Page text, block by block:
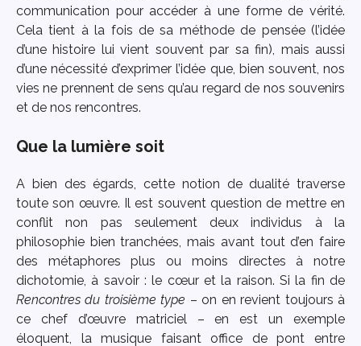
communication pour accéder à une forme de vérité.
Cela tient à la fois de sa méthode de pensée (l’idée
d’une histoire lui vient souvent par sa fin), mais aussi
d’une nécessité d’exprimer l’idée que, bien souvent, nos
vies ne prennent de sens qu’au regard de nos souvenirs
et de nos rencontres.
Que la lumière soit
A bien des égards, cette notion de dualité traverse
toute son œuvre. Il est souvent question de mettre en
conflit non pas seulement deux individus à la
philosophie bien tranchées, mais avant tout d’en faire
des métaphores plus ou moins directes à notre
dichotomie, à savoir : le cœur et la raison. Si la fin de
Rencontres du troisième type – on en revient toujours à
ce chef d’œuvre matriciel – en est un exemple
éloquent, la musique faisant office de pont entre